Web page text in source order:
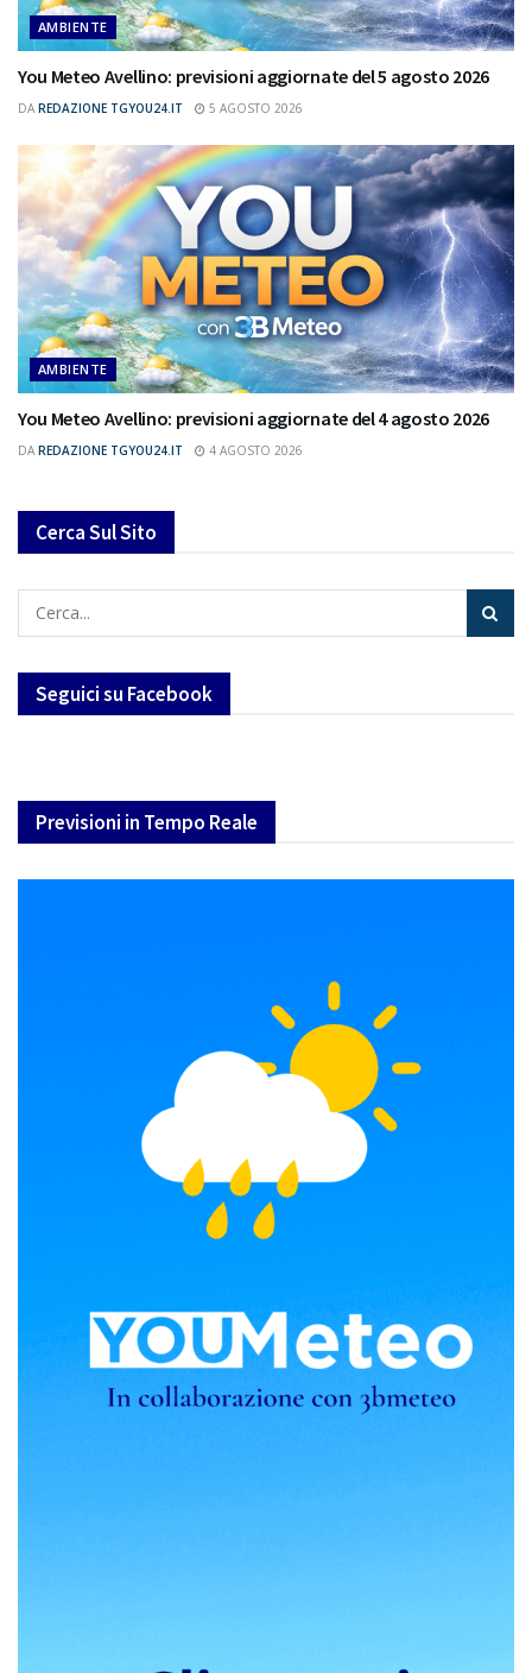
AMBIENTE
You Meteo Avellino: previsioni aggiornate del 5 agosto 2026
DA REDAZIONE TGYOU24.IT 5 AGOSTO 2026
AMBIENTE
You Meteo Avellino: previsioni aggiornate del 4 agosto 2026
DA REDAZIONE TGYOU24.IT 4 AGOSTO 2026
Cerca Sul Sito
Seguici su Facebook
Previsioni in Tempo Reale